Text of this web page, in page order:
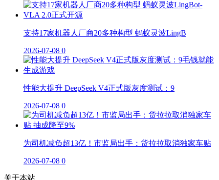
支持17家机器人厂商20多种构型 蚂蚁灵波LingB
2026-07-08 0
性能大提升 DeepSeek V4正式版灰度测试：9
2026-07-08 0
为司机减负超13亿！市监局出手：货拉拉取消独家车贴
2026-07-08 0
关于本站